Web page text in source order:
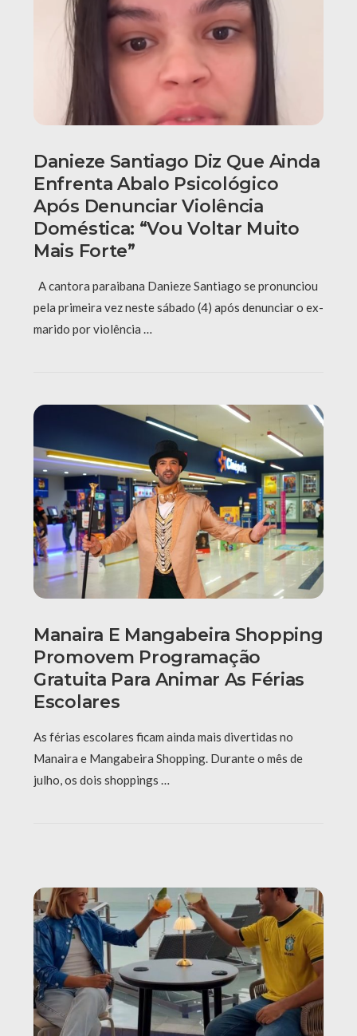
Danieze Santiago Diz Que Ainda
Enfrenta Abalo Psicológico
Após Denunciar Violência
Doméstica: “Vou Voltar Muito
Mais Forte”
A cantora paraibana Danieze Santiago se pronunciou
pela primeira vez neste sábado (4) após denunciar o ex-
marido por violência …
Manaira E Mangabeira Shopping
Promovem Programação
Gratuita Para Animar As Férias
Escolares
As férias escolares ficam ainda mais divertidas no
Manaira e Mangabeira Shopping. Durante o mês de
julho, os dois shoppings …